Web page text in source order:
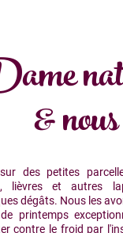
& nous
des petites
lièvres et autres
dégâts. Nous les
printemps
contre le froid par